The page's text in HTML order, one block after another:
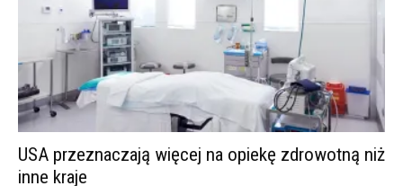
USA przeznaczają więcej na opiekę zdrowotną niż
inne kraje